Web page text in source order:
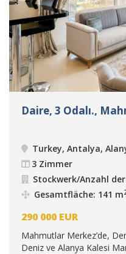
Daire, 3 Odalı.,
Turkey, Antalya,
3 Zimmer
Stockwerk/Anzahl
Gesamtfläche: 141 m
290 000 EUR
Mahmutlar Merkez’de,
Deniz ve Alanya Kalesi